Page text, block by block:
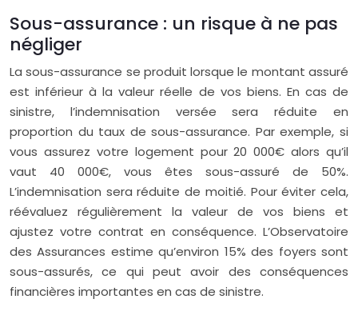
Sous-assurance : un risque à ne pas
négliger
La sous-assurance se produit lorsque le montant assuré
est inférieur à la valeur réelle de vos biens. En cas de
sinistre, l’indemnisation versée sera réduite en
proportion du taux de sous-assurance. Par exemple, si
vous assurez votre logement pour 20 000€ alors qu’il
vaut 40 000€, vous êtes sous-assuré de 50%.
L’indemnisation sera réduite de moitié. Pour éviter cela,
réévaluez régulièrement la valeur de vos biens et
ajustez votre contrat en conséquence. L’Observatoire
des Assurances estime qu’environ 15% des foyers sont
sous-assurés, ce qui peut avoir des conséquences
financières importantes en cas de sinistre.